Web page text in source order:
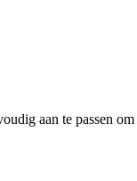
aan te passen